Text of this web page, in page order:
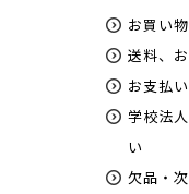
お買い
送料、
お支払
学校法
い
欠品・